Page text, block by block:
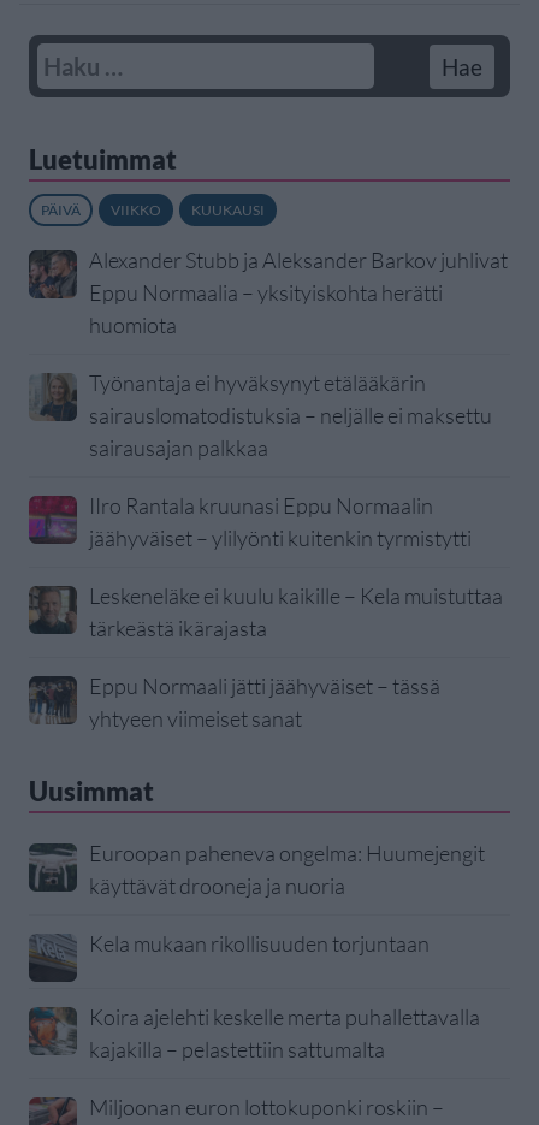
Luetuimmat
PÄIVÄ VIIKKO KUUKAUSI
Alexander Stubb ja Aleksander Barkov juhlivat
Eppu Normaalia – yksityiskohta herätti
huomiota
Työnantaja ei hyväksynyt etälääkärin
sairauslomatodistuksia – neljälle ei maksettu
sairausajan palkkaa
IIro Rantala kruunasi Eppu Normaalin
jäähyväiset – ylilyönti kuitenkin tyrmistytti
Leskeneläke ei kuulu kaikille – Kela muistuttaa
tärkeästä ikärajasta
Eppu Normaali jätti jäähyväiset – tässä
yhtyeen viimeiset sanat
Uusimmat
Euroopan paheneva ongelma: Huumejengit
käyttävät drooneja ja nuoria
Kela mukaan rikollisuuden torjuntaan
Koira ajelehti keskelle merta puhallettavalla
kajakilla – pelastettiin sattumalta
Miljoonan euron lottokuponki roskiin –